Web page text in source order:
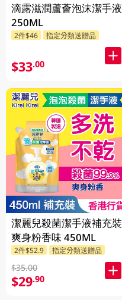
滴露滋潤蘆薈泡沫潔手液
250ML
2件$46 指定分類送贈品
$33.00
潔麗兒殺菌潔手液補充裝
爽身粉香味 450ML
2件$52.9 指定分類送贈品
$35.00
$29.90